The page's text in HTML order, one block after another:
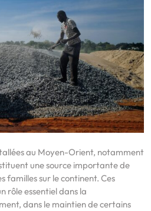
au Moyen-Orient, notamment
une source importante de
familles sur le continent. Ces
rôle essentiel dans la
dans le maintien de certains